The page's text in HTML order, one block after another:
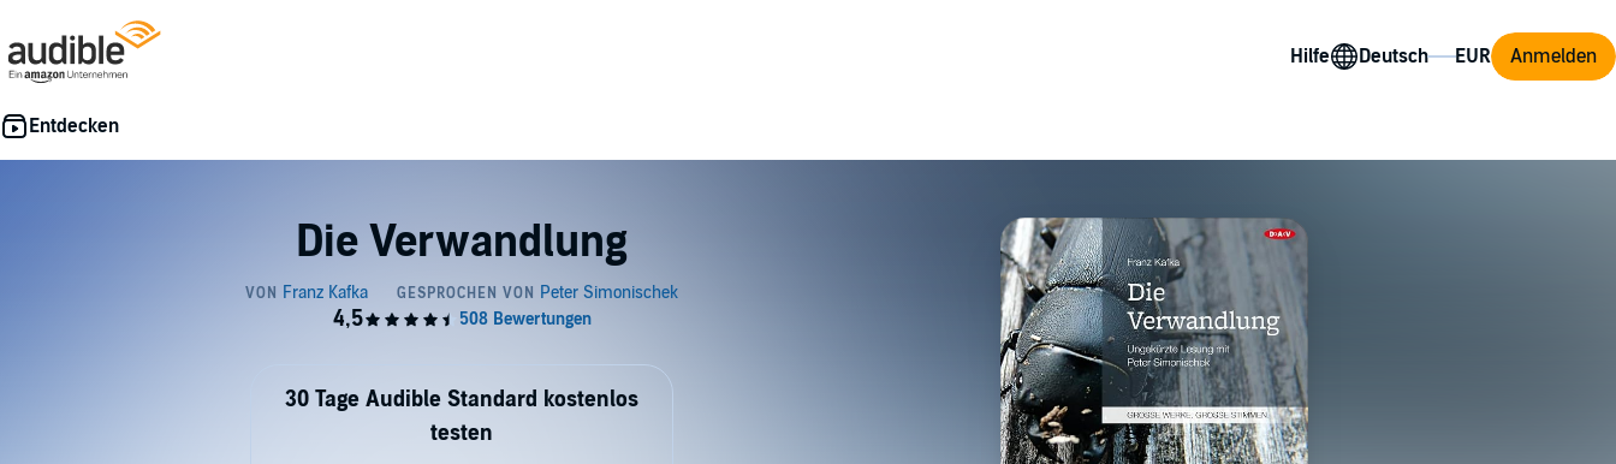
Hilfe Anmelden
Die Verwandlung
30 Tage Audible Standard kostenlos
testen